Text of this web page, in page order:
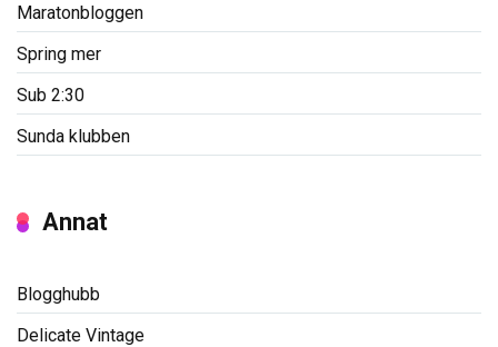
Maratonbloggen
Spring mer
Sub 2:30
Sunda klubben
Annat
Blogghubb
Delicate Vintage